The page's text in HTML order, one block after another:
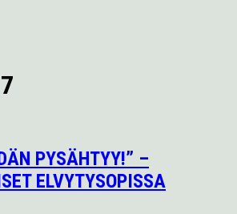
PYSÄHTYY!” –
ELVYTYSOPISSA